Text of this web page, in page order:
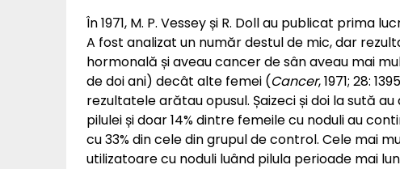
În 1971, M. P. Vessey și R. Doll au publicat prima
A fost analizat un număr destul de mic, dar
hormonală și aveau cancer de sân aveau mai
de doi ani) decât alte femei (Cancer, 1971; 28:
rezultatele arătau opusul. Șaizeci și doi la sută
pilulei și doar 14% dintre femeile cu noduli au
cu 33% din cele din grupul de control. Cele mai
utilizatoare cu noduli luând pilula perioade mai